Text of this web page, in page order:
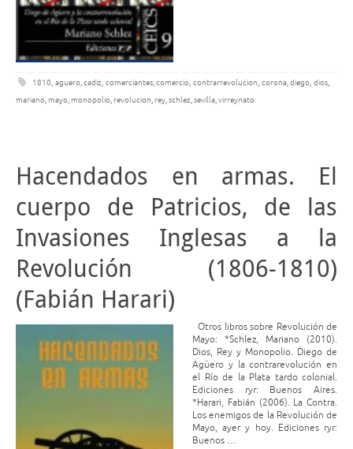
1810, aguero,cadiz, comerciantes,comercio,contrarrevolucion, corona,diego,dios,
mariano, mayo, monopolio, revolucion, rey,schlez,sevilla,virreynato
Hacendados en armas. El
cuerpo de Patricios, de las
Invasiones Inglesas a la
Revolución (1806-1810)
(Fabián Harari)
Otros libros sobre Revolución de
Mayo: *Schlez, Mariano (2010).
Dios, Rey y Monopolio. Diego de
Agüero y la contrarevolución en
el Río de la Plata tardo colonial.
Ediciones ryr: Buenos Aires.
*Harari, Fabián (2006). La Contra.
Los enemigos de la Revolución de
Mayo, ayer y hoy. Ediciones ryr:
Buenos …